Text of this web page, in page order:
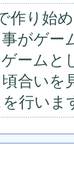
作り始
がゲー
ームと
合いを
行いま